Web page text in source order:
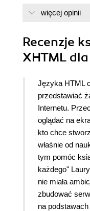
więcej opinii
Recenzje
XHTML
Języka HTML
przedstawiać
Internetu.
oglądać na
kto chce
właśnie od
tym pomóc
każdego"
nie miała
zbudować
na